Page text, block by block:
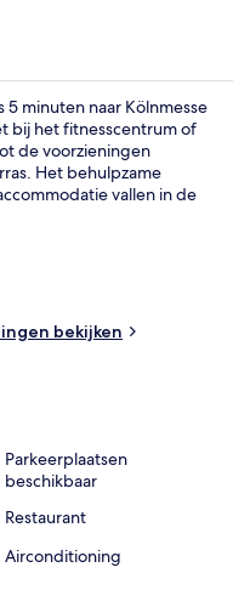
5 minuten naar Kölnmesse
bij het fitnesscentrum of
de voorzieningen
Het behulpzame
vallen in de
is 5 minuten lopen naar
naar S-Bahnhalte
bekijken
Parkeerplaatsen
beschikbaar
Restaurant
Airconditioning